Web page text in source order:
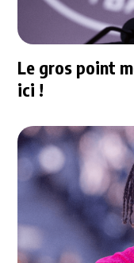
Le gros point
ici !